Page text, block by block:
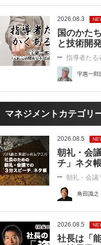
2026.08.3
国のかた
と技術開
指導者たる
宇惠一郎
マネジメントカテゴリ
2026.08.5
朝礼・会
チ」ネタ
朝礼・会議
角田識之
2026.08.5
社長は「